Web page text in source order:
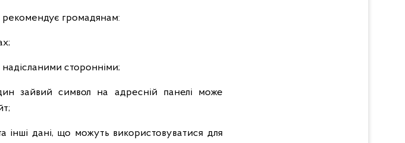
рекомендує громадянам:
сторонніми;
зайвий символ на адресній панелі може
інші дані, що можуть використовуватися для